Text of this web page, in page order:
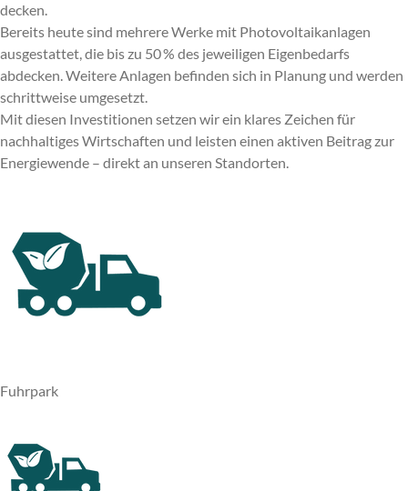
decken.
Bereits heute sind mehrere Werke mit Photovoltaikanlagen
ausgestattet, die bis zu 50 % des jeweiligen Eigenbedarfs
abdecken. Weitere Anlagen befinden sich in Planung und werden
schrittweise umgesetzt.
Mit diesen Investitionen setzen wir ein klares Zeichen für
nachhaltiges Wirtschaften und leisten einen aktiven Beitrag zur
Energiewende – direkt an unseren Standorten.
Fuhrpark